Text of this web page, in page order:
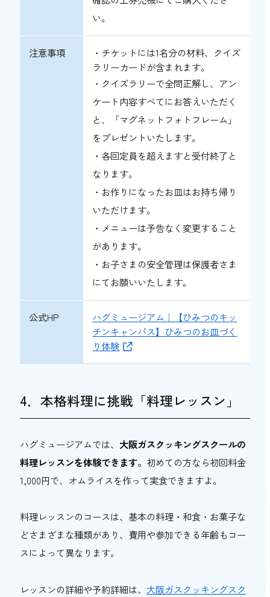
い。
注意事項
・チケットには1名分の材料、クイズ
ラリーカードが含まれます。
・クイズラリーで全問正解し、アン
ケート内容すべてにお答えいただく
と、「マグネットフォトフレーム」
をプレゼントいたします。
・各回定員を超えますと受付終了と
なります。
・お作りになったお皿はお持ち帰り
いただけます。
・メニューは予告なく変更すること
があります。
・お子さまの安全管理は保護者さま
にてお願いいたします。
公式HP
ハグミュージアム｜【ひみつのキッ
チンキャンパス】ひみつのお皿づく
り体験
4．本格料理に挑戦「料理レッスン」
ハグミュージアムでは、 大阪ガスクッキングスクールの
料理レッスンを体験できます。 初めての方なら初回料金
1,000円で、オムライスを作って実食できますよ。
料理レッスンのコースは、基本の料理・和食・お菓子な
どさまざまな種類があり、費用や参加できる年齢もコー
スによって異なります。
レッスンの詳細や予約詳細は、 大阪ガスクッキングスク